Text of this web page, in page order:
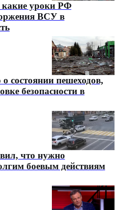
какие уроки РФ
ВСУ в
о состоянии пешеходов,
безопасности в
что нужно
боевым действиям